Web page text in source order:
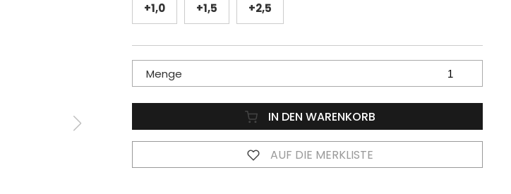
+1,0 +1,5 +2,5
Menge
IN DEN WARENKORB
AUF DIE MERKLISTE